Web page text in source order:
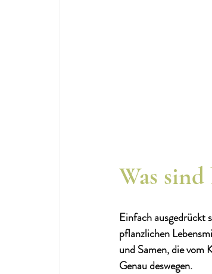
Was
Einfach ausgedrückt
pflanzlichen
und Samen, die vom
Genau deswegen.